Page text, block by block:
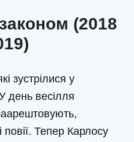
(2018
зустрілися у
день весілля
Тепер Карлосу